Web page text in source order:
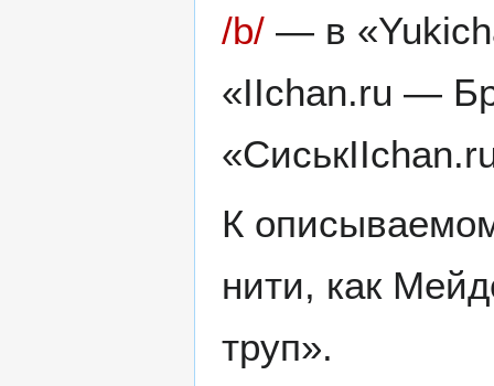
/b/ — в
«IIchan.ru —
К
нити, как
труп».